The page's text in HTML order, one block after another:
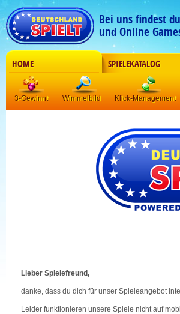
Bei uns findest
und Online
HOME SPIELEKATALOG
3-Gewinnt Wimmelbild Klick-Management
Lieber Spielefreund,
danke, dass du dich für unser Spieleangebot
Leider funktionieren unsere Spiele nicht auf